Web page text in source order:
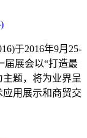
于2016年9月25-
届展会以“打造最
题，将为业界呈
应用展示和商贸交